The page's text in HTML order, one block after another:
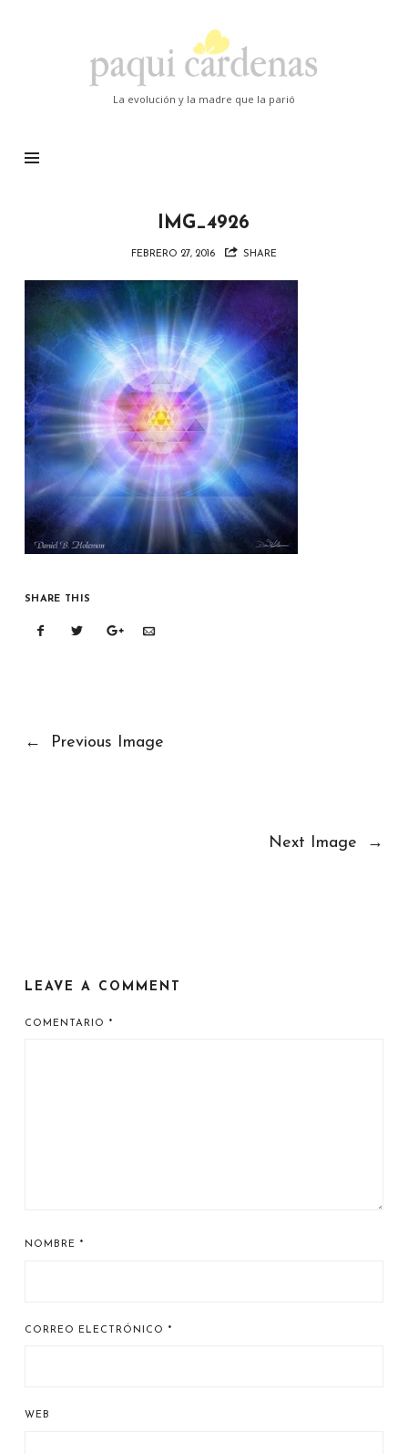
Cardenas
La evolución y la madre que la parió
IMG_4926
FEBRERO 27, 2016 SHARE
SHARE THIS
← Previous Image
Next Image →
LEAVE A COMMENT
COMENTARIO *
NOMBRE *
CORREO ELECTRÓNICO *
WEB